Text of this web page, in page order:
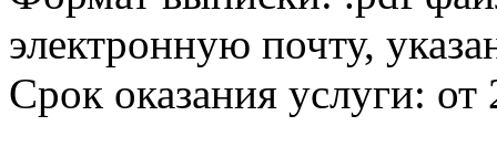
электронную почту,
Срок оказания услуги: от